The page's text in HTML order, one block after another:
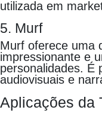
utilizada em
5. Murf
Murf oferece uma
impressionante e
personalidades. É
audiovisuais e
Aplicações da